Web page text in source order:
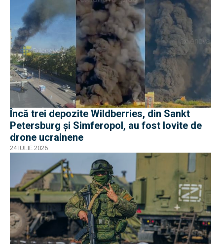
Încă trei depozite Wildberries, din Sankt
Petersburg și Simferopol, au fost lovite de
drone ucrainene
24 IULIE 2026